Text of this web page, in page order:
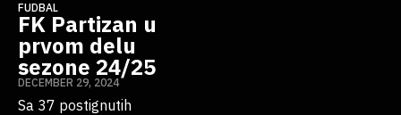
FUDBAL
FK Partizan u
prvom delu
sezone 24/25
DECEMBER 29, 2024
Sa 37 postignutih